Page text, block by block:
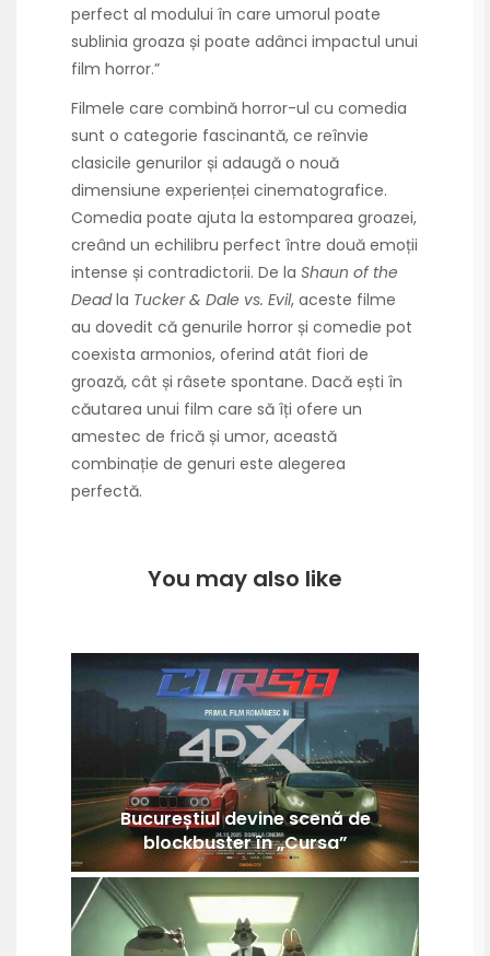
perfect al modului în care umorul poate
sublinia groaza și poate adânci impactul unui
film horror.”
Filmele care combină horror-ul cu comedia
sunt o categorie fascinantă, ce reînvie
clasicile genurilor și adaugă o nouă
dimensiune experienței cinematografice.
Comedia poate ajuta la estomparea groazei,
creând un echilibru perfect între două emoții
intense și contradictorii. De la Shaun of the
Deadla Tucker & Dale vs. Evil, aceste filme
au dovedit că genurile horror și comedie pot
coexista armonios, oferind atât fiori de
groază, cât și râsete spontane. Dacă ești în
căutarea unui film care să îți ofere un
amestec de frică și umor, această
combinație de genuri este alegerea
perfectă.
You may also like
Bucureștiul devine scenă de
blockbuster în „Cursa”